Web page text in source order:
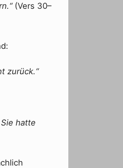
(Vers 30–
zurück.“
hatte